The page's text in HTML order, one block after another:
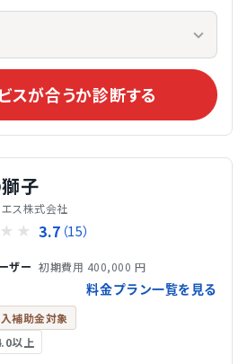
スが合うか診断する
子
エス株式会社
★ ★ 3.7 （15）
ザー
初期費用 400,000 円
料金プラン一覧を見る
補助金対象
以上